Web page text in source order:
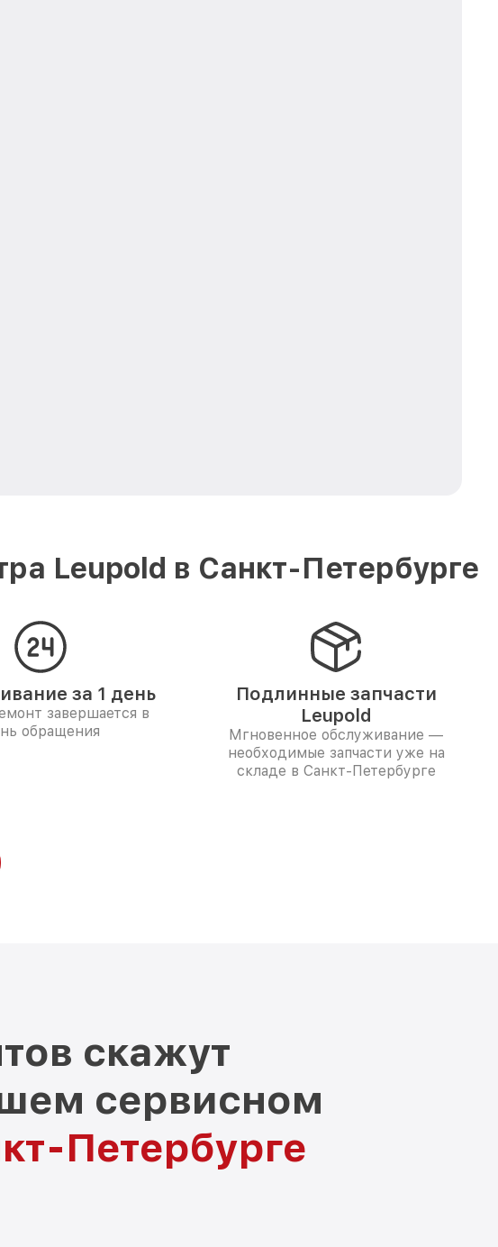
Leupold в Санкт-Петербурге
за 1 день
завершается в
обращения
Подлинные запчасти
Leupold
Мгновенное обслуживание —
необходимые запчасти уже на
складе в Санкт-Петербурге
скажут
сервисном
Петербурге